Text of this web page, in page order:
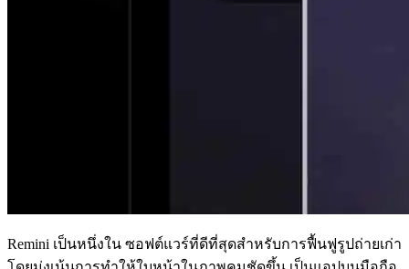
Remini เป็นหนึ่งใน ซอฟต์แวร์ที่ดีที่สุดสำหรับการฟื้นฟูรูปถ่ายเก่า